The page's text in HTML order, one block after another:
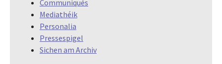
Communiqués
Mediathéik
Personalia
Pressespigel
Sichen am Archiv